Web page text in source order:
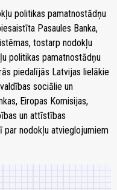
politikas pamatnostādņu
Pasaules Banka,
tostarp nodokļu
politikas pamatnostādņu
piedalījās Latvijas lielākie
sociālie un
Eiropas Komisijas,
un attīstības
nodokļu atvieglojumiem